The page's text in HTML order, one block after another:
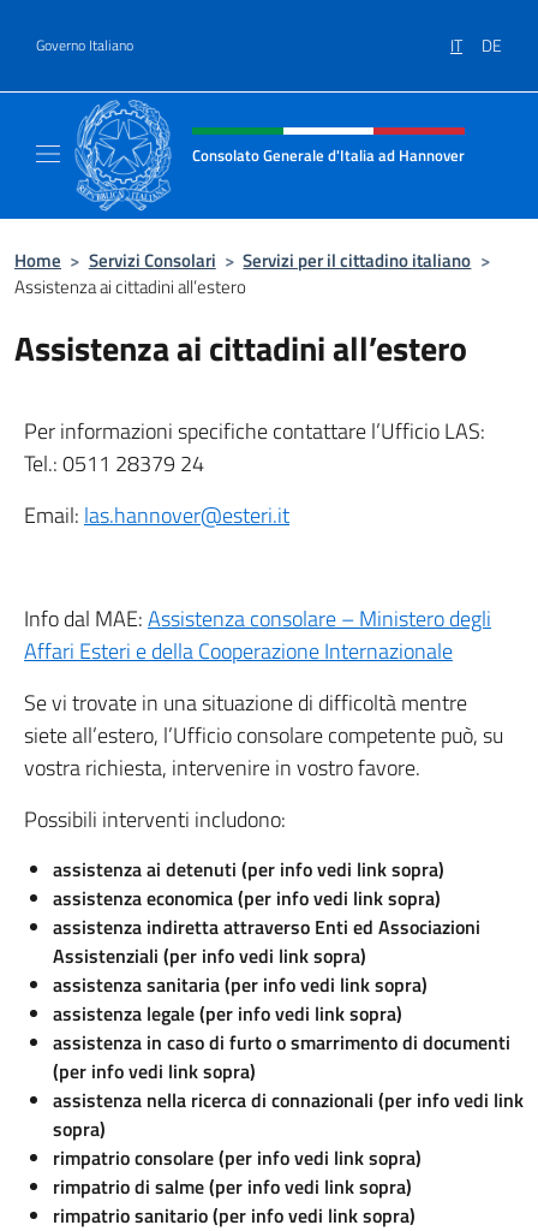
Governo Italiano IT DE
Intestazione sito, social e menù
Consolato Generale d'Italia ad Hannover
Home > Servizi Consolari > Servizi per il cittadino italiano >
Assistenza ai cittadini all’estero
Assistenza ai cittadini all’estero
Per informazioni specifiche contattare l’Ufficio LAS:
Tel.: 0511 28379 24
Email: las.hannover@esteri.it
Info dal MAE:Assistenza consolare – Ministero degli
Affari Esteri e della Cooperazione Internazionale
Se vi trovate in una situazione di difficoltà mentre
siete all’estero, l’Ufficio consolare competente può, su
vostra richiesta, intervenire in vostro favore.
Possibili interventi includono:
assistenza ai detenuti (per info vedi link sopra)
assistenza economica (per info vedi link sopra)
assistenza indiretta attraverso Enti ed Associazioni
Assistenziali (per info vedi link sopra)
assistenza sanitaria (per info vedi link sopra)
assistenza legale (per info vedi link sopra)
assistenza in caso di furto o smarrimento di documenti
(per info vedi link sopra)
assistenza nella ricerca di connazionali (per info vedi link
sopra)
rimpatrio consolare (per info vedi link sopra)
rimpatrio di salme (per info vedi link sopra)
rimpatrio sanitario (per info vedi link sopra)